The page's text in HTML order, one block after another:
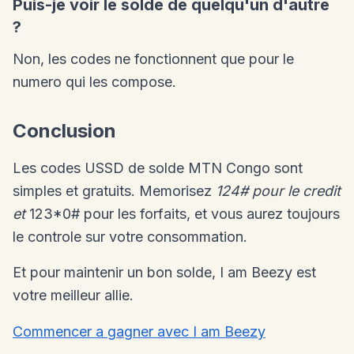
Puis-je voir le solde de quelqu'un d'autre
?
Non, les codes ne fonctionnent que pour le
numero qui les compose.
Conclusion
Les codes USSD de solde MTN Congo sont
simples et gratuits. Memorisez 124# pour le credit
et123*0# pour les forfaits, et vous aurez toujours
le controle sur votre consommation.
Et pour maintenir un bon solde, I am Beezy est
votre meilleur allie.
Commencer a gagner avec I am Beezy